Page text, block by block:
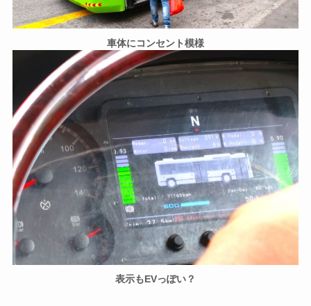
車体にコンセント模様
表示もEVっぽい？